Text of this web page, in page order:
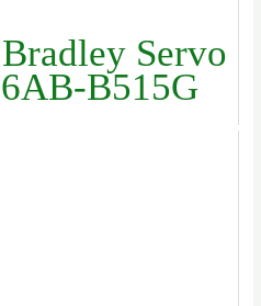
Servo
B515G